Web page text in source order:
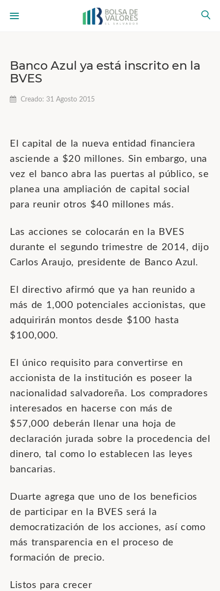
Banco Azul ya está inscrito en la
BVES
Creado: 31 Agosto 2015
El capital de la nueva entidad financiera
asciende a $20 millones. Sin embargo, una
vez el banco abra las puertas al público, se
planea una ampliación de capital social
para reunir otros $40 millones más.
Las acciones se colocarán en la BVES
durante el segundo trimestre de 2014, dijo
Carlos Araujo, presidente de Banco Azul.
El directivo afirmó que ya han reunido a
más de 1,000 potenciales accionistas, que
adquirirán montos desde $100 hasta
$100,000.
El único requisito para convertirse en
accionista de la institución es poseer la
nacionalidad salvadoreña. Los compradores
interesados en hacerse con más de
$57,000 deberán llenar una hoja de
declaración jurada sobre la procedencia del
dinero, tal como lo establecen las leyes
bancarias.
Duarte agrega que uno de los beneficios
de participar en la BVES será la
democratización de los acciones, así como
más transparencia en el proceso de
formación de precio.
Listos para crecer